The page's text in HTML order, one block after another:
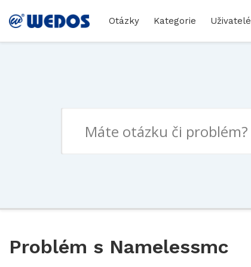
Otázky Kategorie Uživatelé
Problém s Namelessmc